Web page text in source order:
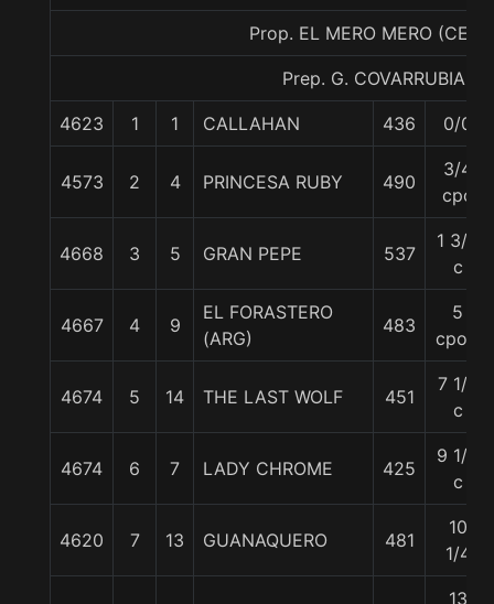
Prop. EL MERO MERO
Prep. G. COVARRUBIAS
4623 1 1 CALLAHAN 436 0/0
4573 2 4 PRINCESA RUBY 490
3/4
cpo
4668 3 5 GRAN PEPE 537
1 3/4
c
4667 4 9
EL FORASTERO
(ARG)
483
5
cpos.
4674 5 14 THE LAST WOLF 451
7 1/2
c
4674 6 7 LADY CHROME 425
9 1/4
c
4620 7 13 GUANAQUERO 481
10
1/4
13